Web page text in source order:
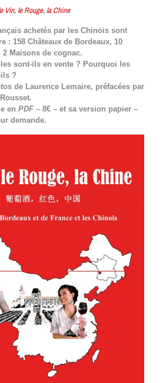
Vin, le Rouge, la Chine
achetés par les Chinois sont
: 158 Châteaux de Bordeaux, 10
Maisons de cognac.
sont-ils en vente ? Pourquoi les
?
de Laurence Lemaire, préfacées par
en PDF– 8€ – et sa version papier –
demande.